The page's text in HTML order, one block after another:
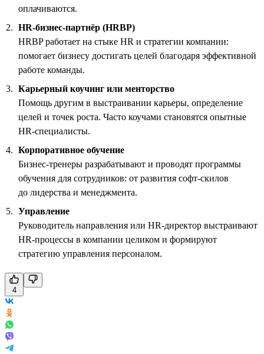
оплачиваются.
HR-бизнес-партнёр (HRBP)
HRBP работает на стыке HR и стратегии компании:
помогает бизнесу достигать целей благодаря эффективной
работе команды.
Карьерный коучинг или менторство
Помощь другим в выстраивании карьеры, определение
целей и точек роста. Часто коучами становятся опытные
HR-специалисты.
Корпоративное обучение
Бизнес-тренеры разрабатывают и проводят программы
обучения для сотрудников: от развития софт-скилов
до лидерства и менеджмента.
Управление
Руководитель направления или HR-директор выстраивают
HR-процессы в компании целиком и формируют
стратегию управления персоналом.
4